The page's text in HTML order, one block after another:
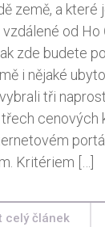
země, a které
od Ho
zde budete
i nějaké
tři
cenových
Kritériem […]
celý článek